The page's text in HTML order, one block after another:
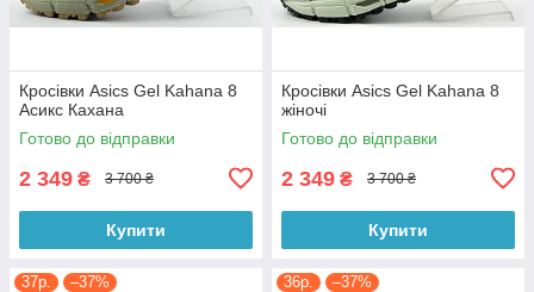
Кросівки Asics Gel Kahana 8
Асикс Кахана
Готово до відправки
2 349 ₴ 3 700 ₴
Купити
Кросівки Asics Gel Kahana 8
жіночі
Готово до відправки
2 349 ₴ 3 700 ₴
Купити
37р. –37% 36р. –37%